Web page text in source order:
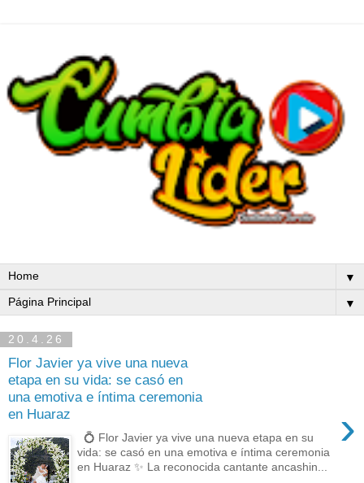
▼
▼
20.4.26
Flor Javier ya vive una nueva
etapa en su vida: se casó en
una emotiva e íntima ceremonia
en Huaraz
›
💍 Flor Javier ya vive una nueva etapa en su
vida: se casó en una emotiva e íntima ceremonia
en Huaraz ✨ La reconocida cantante ancashin...